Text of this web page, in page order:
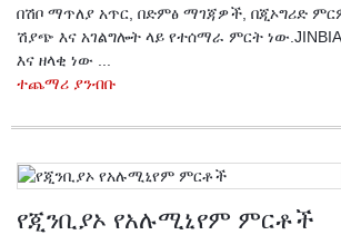
በሽቦ ማጥለያ አጥር, በድምፅ ማገጃዎች, በጂኦግሪድ
ሽያጭ እና አገልግሎት ላይ የተሰማራ ምርት
እና ዘላቂ ነው ...
ተጨማሪ ያንብቡ
የጂንቢያኦ የአሉሚኒየም ምርቶች